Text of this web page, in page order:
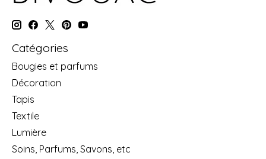
Catégories
Bougies et parfums
Décoration
Tapis
Textile
Lumière
Soins, Parfums, Savons, etc